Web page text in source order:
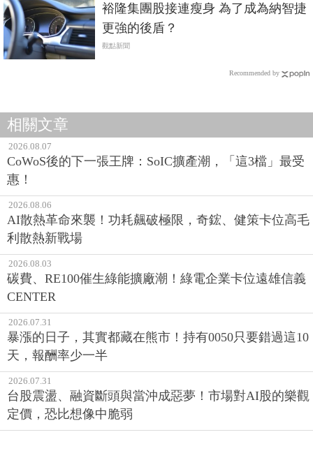
裕隆集團股接連瘦身 為了成為納智捷
更強的後盾？
觀點新聞
Recommended by
相關文章
2026.08.07
CoWoS後的下一張王牌：SoIC擴產潮，「這3檔」最受
惠！
2026.08.06
AI散熱革命來襲！功耗飆破極限，奇鋐、健策卡位高毛
利散熱新戰場
2026.08.03
碳費、RE100催生綠能擴廠潮！綠電企業卡位遠雄信義
CENTER
2026.07.31
暴漲的日子，其實都藏在熊市！持有0050只要錯過這10
天，報酬率少一半
2026.07.31
台股震盪、融資斷頭與當沖成惡夢！市場對AI股的樂觀
定價，恐比想像中脆弱